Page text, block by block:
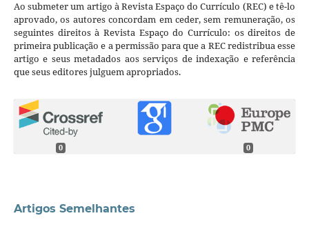
Ao submeter um artigo à Revista Espaço do Currículo (REC) e tê-lo
aprovado, os autores concordam em ceder, sem remuneração, os
seguintes direitos à Revista Espaço do Currículo: os direitos de
primeira publicação e a permissão para que a REC redistribua esse
artigo e seus metadados aos serviços de indexação e referência
que seus editores julguem apropriados.
0 0
Artigos Semelhantes